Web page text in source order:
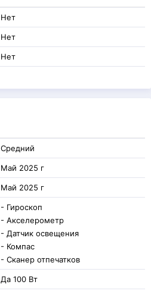
Нет
Нет
Нет
Средний
Май 2025 г
Май 2025 г
- Гироскоп
- Акселерометр
- Датчик освещения
- Компас
- Сканер отпечатков
Да 100 Вт